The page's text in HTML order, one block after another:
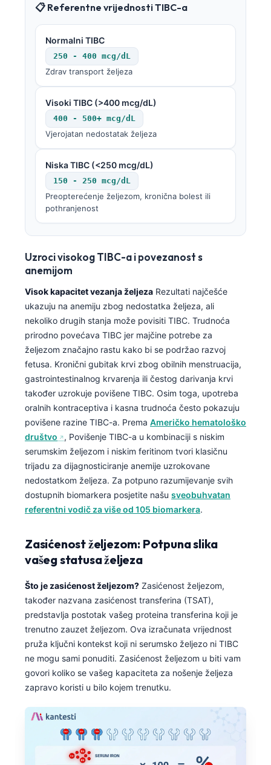
📋 Referentne vrijednosti TIBC-a
Normalni TIBC
250 - 400 mcg/dL
Zdrav transport željeza
Visoki TIBC (>400 mcg/dL)
400 - 500+ mcg/dL
Vjerojatan nedostatak željeza
Niska TIBC (<250 mcg/dL)
150 - 250 mcg/dL
Preopterećenje željezom, kronična bolest ili
pothranjenost
Uzroci visokog TIBC-a i povezanost s
anemijom
Visok kapacitet vezanja željeza Rezultati najčešće
ukazuju na anemiju zbog nedostatka željeza, ali
nekoliko drugih stanja može povisiti TIBC. Trudnoća
prirodno povećava TIBC jer majčine potrebe za
željezom značajno rastu kako bi se podržao razvoj
fetusa. Kronični gubitak krvi zbog obilnih menstruacija,
gastrointestinalnog krvarenja ili čestog darivanja krvi
također uzrokuje povišene TIBC. Osim toga, upotreba
oralnih kontraceptiva i kasna trudnoća često pokazuju
povišene razine TIBC-a. Prema Američko hematološko
društvo
, Povišenje TIBC-a u kombinaciji s niskim
serumskim željezom i niskim feritinom tvori klasičnu
trijadu za dijagnosticiranje anemije uzrokovane
nedostatkom željeza. Za potpuno razumijevanje svih
dostupnih biomarkera posjetite našu sveobuhvatan
referentni vodič za više od 105 biomarkera.
Zasićenost željezom: Potpuna slika
vašeg statusa željeza
Što je zasićenost željezom? Zasićenost željezom,
također nazvana zasićenost transferina (TSAT),
predstavlja postotak vašeg proteina transferina koji je
trenutno zauzet željezom. Ova izračunata vrijednost
pruža ključni kontekst koji ni serumsko željezo ni TIBC
ne mogu sami ponuditi. Zasićenost željezom u biti vam
govori koliko se vašeg kapaciteta za nošenje željeza
zapravo koristi u bilo kojem trenutku.